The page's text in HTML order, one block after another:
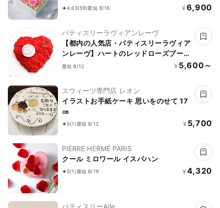
4.63(59)最短 8/16 ¥ 6,900
パティスリーラヴィアンレーヴ
【都内の人気店・パティスリーラヴィア
ンレーヴ】ハートのレッドローズブーケ
ケーキ4号
最短 8/12 ¥ 5,600～
スウィーツ専門店 レオン
イラストお手紙ケーキ 思いをのせて 17
㎝
5(1)最短 8/12 ¥ 5,700
PIERRE HERMÉ PARIS
クール ミロワール イスパハン
5(1)最短 8/19 ¥ 4,320
パティスリーAile